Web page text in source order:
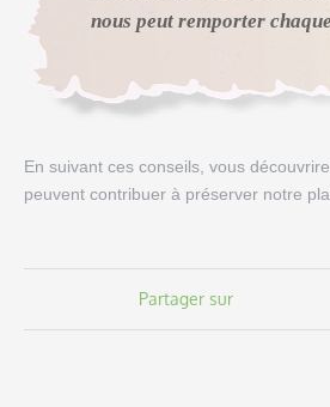
nous peut remporter
En suivant ces conseils, vous
peuvent contribuer à préserver notre
Partager sur